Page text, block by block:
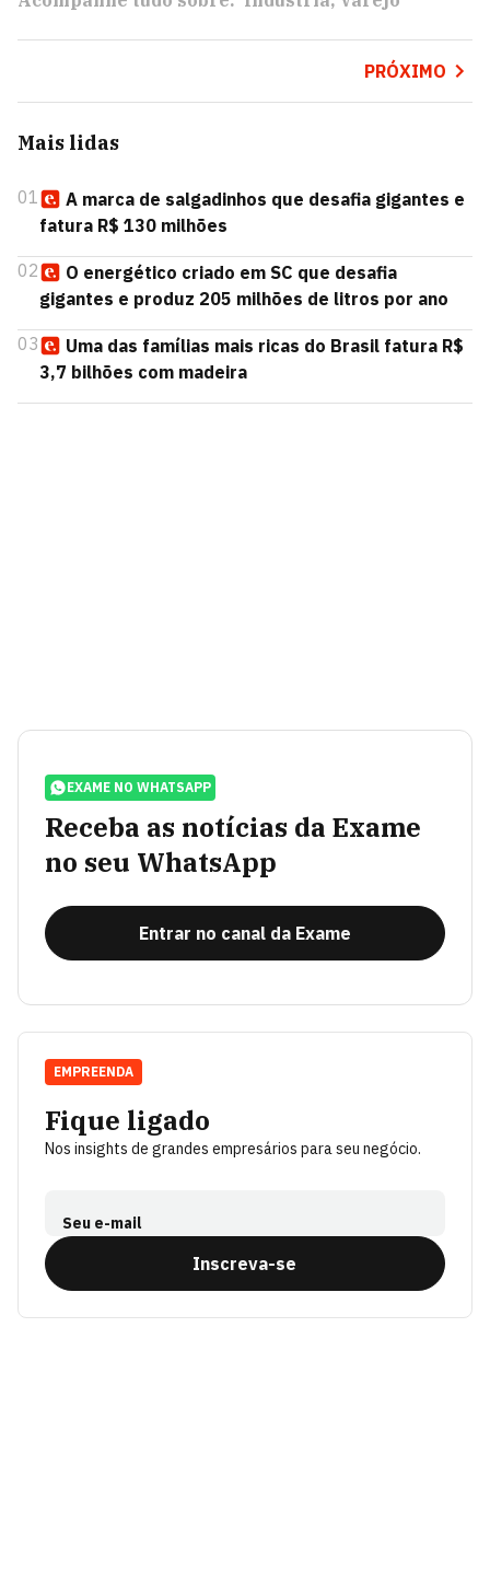
PRÓXIMO
Mais lidas
01
A marca de salgadinhos que desafia gigantes e
fatura R$ 130 milhões
02
O energético criado em SC que desafia
gigantes e produz 205 milhões de litros por ano
03
Uma das famílias mais ricas do Brasil fatura R$
3,7 bilhões com madeira
EXAME NO WHATSAPP
Receba as notícias da Exame
no seu WhatsApp
Entrar no canal da Exame
Fique ligado
Nos insights de grandes empresários para seu negócio.
Seu e-mail
Inscreva-se
EMPREENDA